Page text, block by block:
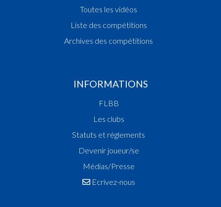
Toutes les vidéos
Liste des compétitions
Archives des compétitions
INFORMATIONS
FLBB
Les clubs
Statuts et réglements
Devenir joueur/se
Médias/Presse
Ecrivez-nous